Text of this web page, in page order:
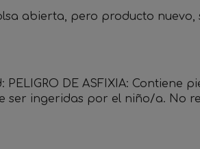
abierta, pero producto
DE ASFIXIA: Contiene
ser ingeridas por el niño/a. No